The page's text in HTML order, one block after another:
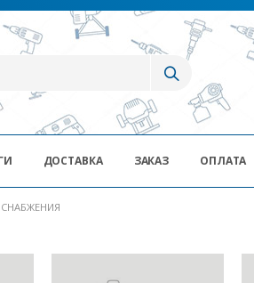
ДОСТАВКА ЗАКАЗ ОПЛАТА